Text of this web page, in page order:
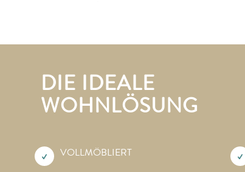
DIE IDEALE
WOHNLÖSUNG
VOLLMÖBLIERT